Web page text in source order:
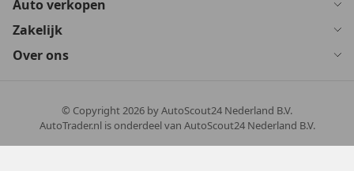
Auto verkopen
Zakelijk
Over ons
© Copyright2026 by AutoScout24 Nederland B.V.
AutoTrader.nl is onderdeel van AutoScout24 Nederland B.V.